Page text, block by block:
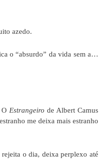
azedo.
o “absurdo” da vida sem a…
Estrangeiro de Albert Camus
me deixa mais estranho
o dia, deixa perplexo até